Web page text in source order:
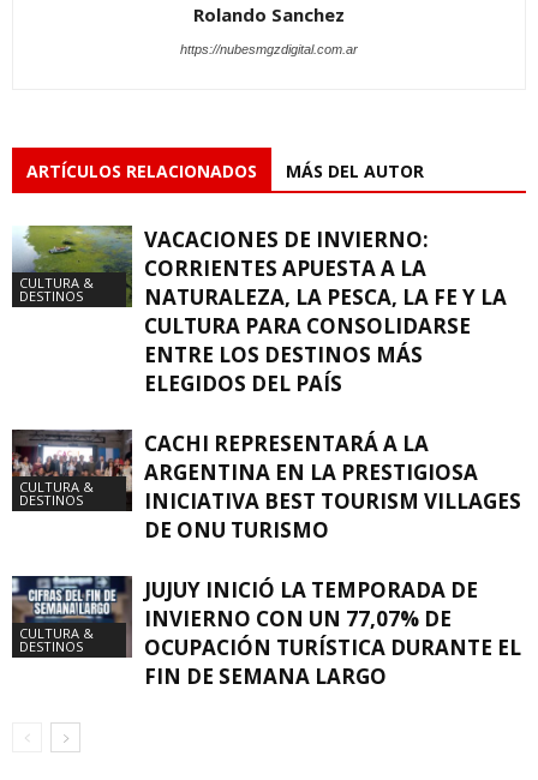
Rolando Sanchez
https://nubesmgzdigital.com.ar
ARTÍCULOS RELACIONADOS MÁS DEL AUTOR
CULTURA &
DESTINOS
VACACIONES DE INVIERNO:
CORRIENTES APUESTA A LA
NATURALEZA, LA PESCA, LA FE Y LA
CULTURA PARA CONSOLIDARSE
ENTRE LOS DESTINOS MÁS
ELEGIDOS DEL PAÍS
CULTURA &
DESTINOS
CACHI REPRESENTARÁ A LA
ARGENTINA EN LA PRESTIGIOSA
INICIATIVA BEST TOURISM VILLAGES
DE ONU TURISMO
CULTURA &
DESTINOS
JUJUY INICIÓ LA TEMPORADA DE
INVIERNO CON UN 77,07% DE
OCUPACIÓN TURÍSTICA DURANTE EL
FIN DE SEMANA LARGO